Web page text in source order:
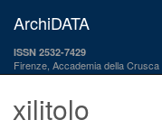
ArchiDATA
ISSN 2532-7429
Firenze, Accademia della Crusca
xilitolo